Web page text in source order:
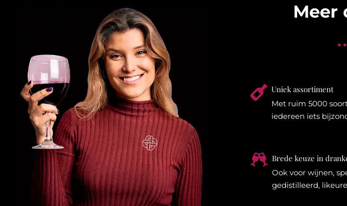
Meer
 Uniek assortiment
Met ruim 5000
iedereen iets
 Brede keuze in
Ook voor wijnen,
gedistilleerd,